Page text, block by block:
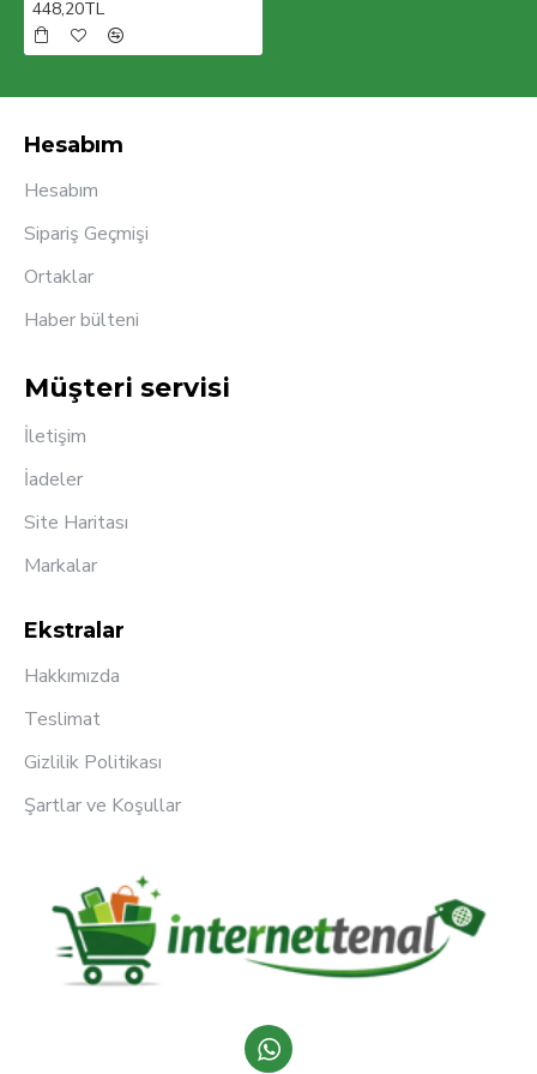
448,20TL
Hesabım
Hesabım
Sipariş Geçmişi
Ortaklar
Haber bülteni
Müşteri servisi
İletişim
İadeler
Site Haritası
Markalar
Ekstralar
Hakkımızda
Teslimat
Gizlilik Politikası
Şartlar ve Koşullar